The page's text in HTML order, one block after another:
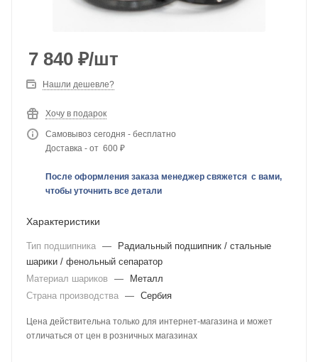
7 840 ₽/шт
Нашли дешевле?
Хочу в подарок
Самовывоз сегодня - бесплатно
Доставка - от 600 ₽
После оформления заказа менеджер свяжется с вами,
чтобы уточнить все детали
Характеристики
Тип подшипника —
Радиальный подшипник / стальные
шарики / фенольный сепаратор
Материал шариков
—
Металл
Страна производства — Сербия
Цена действительна только для интернет-магазина и может
отличаться от цен в розничных магазинах